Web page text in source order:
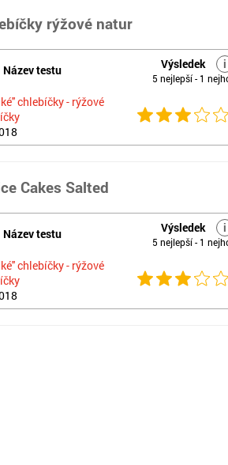
rýžové natur
Název testu Výsledek i
5 nejlepší - 1
chlebíčky - rýžové
Cakes Salted
Název testu Výsledek i
5 nejlepší - 1
chlebíčky - rýžové